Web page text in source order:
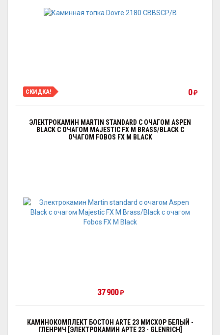
СКИДКА! 0₽
ЭЛЕКТРОКАМИН MARTIN STANDARD С ОЧАГОМ АSPEN
BLACK С ОЧАГОМ MAJESTIC FX M BRASS/BLACK С
ОЧАГОМ FOBOS FX M BLACK
37 900₽
КАМИНОКОМПЛЕКТ БОСТОН ARTE 23 МИСХОР БЕЛЫЙ -
ГЛЕНРИЧ [ЭЛЕКТРОКАМИН АРТЕ 23 - GLENRICH]